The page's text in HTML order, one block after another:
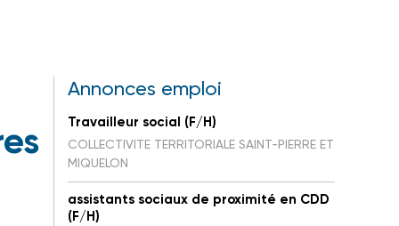
Annonces emploi
Travailleur social (F/H)
COLLECTIVITE TERRITORIALE SAINT-PIERRE ET
MIQUELON
assistants sociaux de proximité en CDD
(F/H)